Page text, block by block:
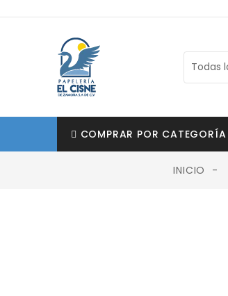
COMPRAR POR CATEGORÍA
INICIO